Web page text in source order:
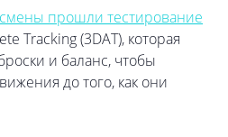
прошли тестирование
Tracking (3DAT), которая
и баланс, чтобы
до того, как они